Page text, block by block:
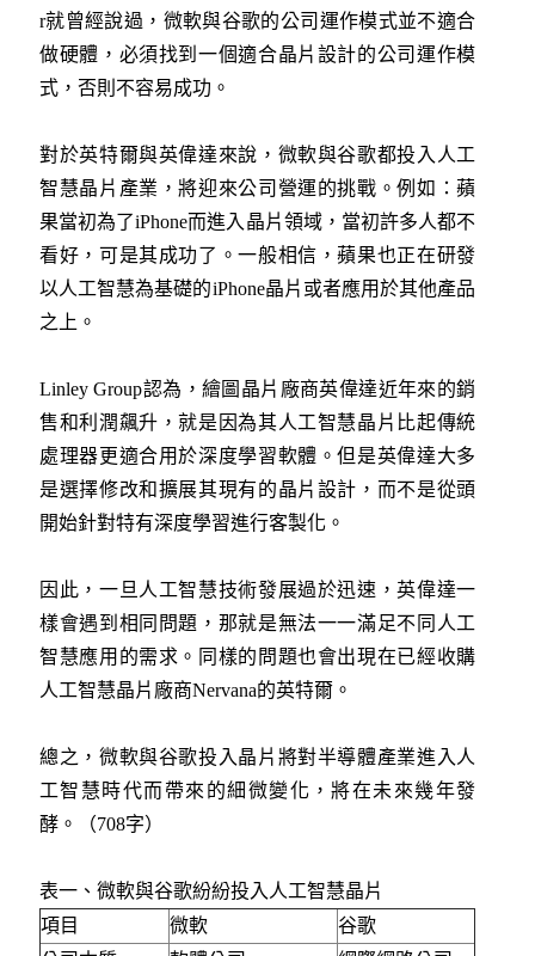
r就曾經說過，微軟與谷歌的公司運作模式並不適合
做硬體，必須找到一個適合晶片設計的公司運作模
式，否則不容易成功。
對於英特爾與英偉達來說，微軟與谷歌都投入人工
智慧晶片產業，將迎來公司營運的挑戰。例如：蘋
果當初為了iPhone而進入晶片領域，當初許多人都不
看好，可是其成功了。一般相信，蘋果也正在研發
以人工智慧為基礎的iPhone晶片或者應用於其他產品
之上。
Linley Group認為，繪圖晶片廠商英偉達近年來的銷
售和利潤飆升，就是因為其人工智慧晶片比起傳統
處理器更適合用於深度學習軟體。但是英偉達大多
是選擇修改和擴展其現有的晶片設計，而不是從頭
開始針對特有深度學習進行客製化。
因此，一旦人工智慧技術發展過於迅速，英偉達一
樣會遇到相同問題，那就是無法一一滿足不同人工
智慧應用的需求。同樣的問題也會出現在已經收購
人工智慧晶片廠商Nervana的英特爾。
總之，微軟與谷歌投入晶片將對半導體產業進入人
工智慧時代而帶來的細微變化，將在未來幾年發
酵。（708字）
表一、微軟與谷歌紛紛投入人工智慧晶片
項目
微軟
谷歌